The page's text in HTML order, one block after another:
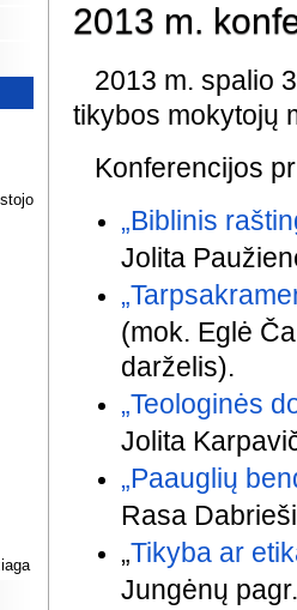
2013 m.
2013 m. spalio
tikybos mokytojų
Konferencijos
„Biblinis
Jolita
(mok. Eglė
darželis).
„Teologinės
Jolita
„Paauglių
Rasa
„Tikyba ar
Jungėnų